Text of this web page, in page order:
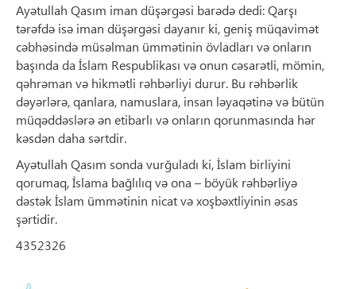
Ayətullah Qasım iman düşərgəsi barədə dedi: Qarşı
tərəfdə isə iman düşərgəsi dayanır ki, geniş müqavimət
cəbhəsində müsəlman ümmətinin övladları və onların
başında da İslam Respublikası və onun cəsarətli, mömin,
qəhrəman və hikmətli rəhbərliyi durur. Bu rəhbərlik
dəyərlərə, qanlara, namuslara, insan ləyaqətinə və bütün
müqəddəslərə ən etibarlı və onların qorunmasında hər
kəsdən daha sərtdir.
Ayətullah Qasım sonda vurğuladı ki, İslam birliyini
qorumaq, İslama bağlılıq və ona – böyük rəhbərliyə
dəstək İslam ümmətinin nicat və xoşbəxtliyinin əsas
şərtidir.
4352326